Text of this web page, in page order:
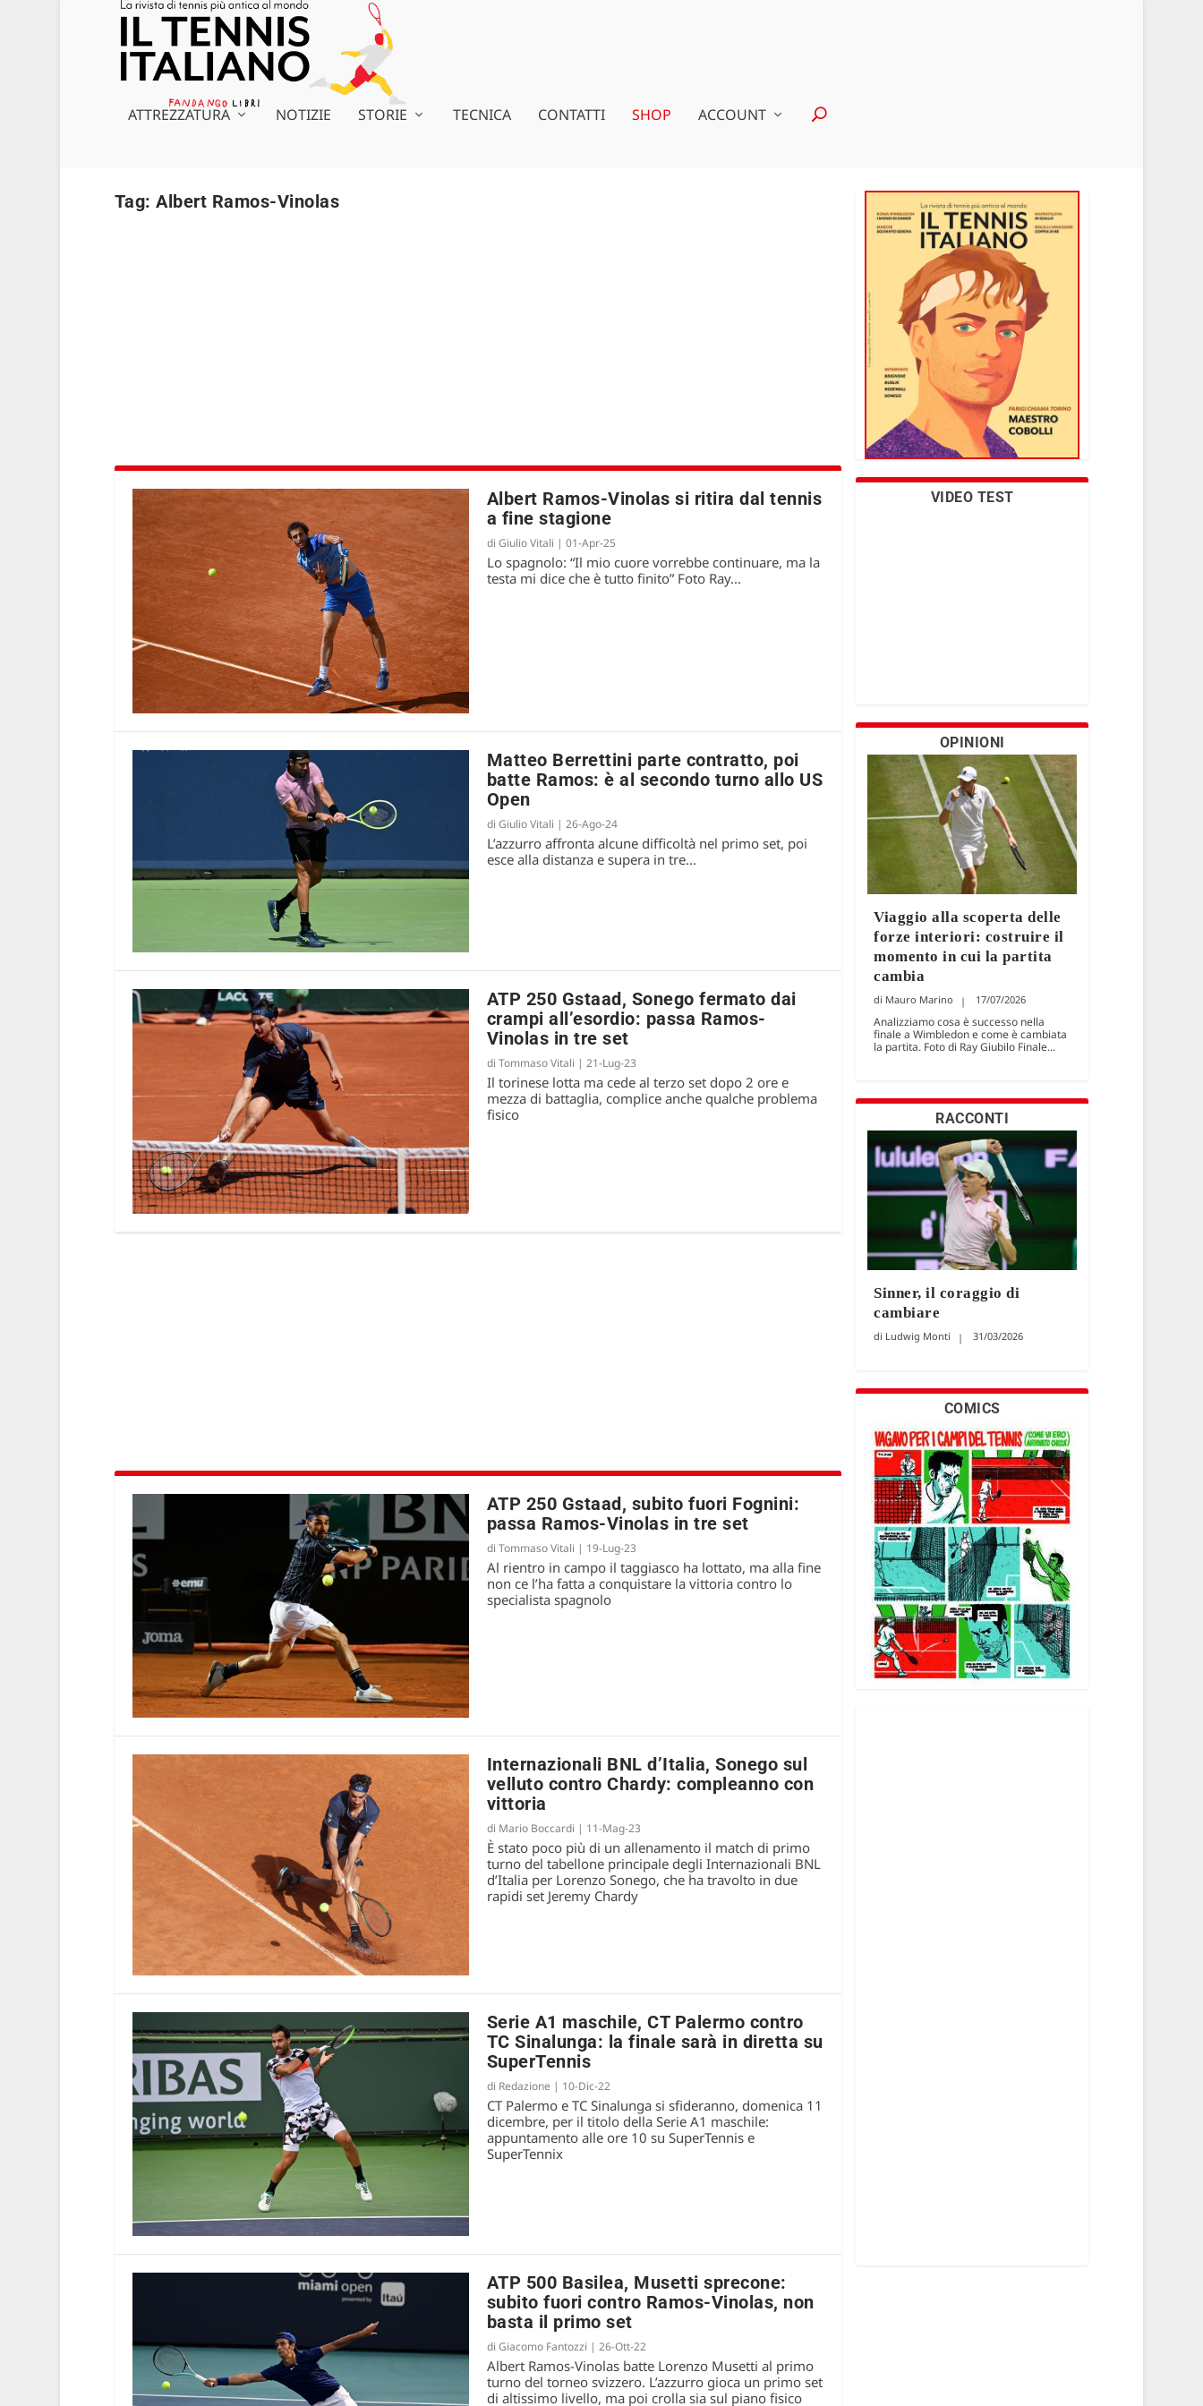
ATTREZZATURA NOTIZIE STORIE TECNICA CONTATTI SHOP ACCOUNT
Tag:Albert Ramos-Vinolas
Da Fognini a Gasquet: ultimo tango a Parigi per tanti
diMassimo Grilli |31-Mag-25
Albert Ramos-Vinolas si ritira dal tennis
a fine stagione
di Giulio Vitali | 01-Apr-25
Lo spagnolo: “Il mio cuore vorrebbe continuare, ma la
testa mi dice che è tutto finito” Foto Ray...
Matteo Berrettini parte contratto, poi
batte Ramos: è al secondo turno allo US
Open
di Giulio Vitali | 26-Ago-24
L’azzurro affronta alcune difficoltà nel primo set, poi
esce alla distanza e supera in tre...
ATP 250 Gstaad, Sonego fermato dai
crampi all’esordio: passa Ramos-
Vinolas in tre set
di Tommaso Vitali | 21-Lug-23
Il torinese lotta ma cede al terzo set dopo 2 ore e
mezza di battaglia, complice anche qualche problema
fisico
ATP 250 Gstaad, subito fuori Fognini:
passa Ramos-Vinolas in tre set
di Tommaso Vitali | 19-Lug-23
Al rientro in campo il taggiasco ha lottato, ma alla fine
non ce l’ha fatta a conquistare la vittoria contro lo
specialista spagnolo
Internazionali BNL d’Italia, Sonego sul
velluto contro Chardy: compleanno con
vittoria
di Mario Boccardi | 11-Mag-23
È stato poco più di un allenamento il match di primo
turno del tabellone principale degli Internazionali BNL
d’Italia per Lorenzo Sonego, che ha travolto in due
rapidi set Jeremy Chardy
Serie A1 maschile, CT Palermo contro
TC Sinalunga: la finale sarà in diretta su
SuperTennis
di Redazione | 10-Dic-22
CT Palermo e TC Sinalunga si sfideranno, domenica 11
dicembre, per il titolo della Serie A1 maschile:
appuntamento alle ore 10 su SuperTennis e
SuperTennix
ATP 500 Basilea, Musetti sprecone:
subito fuori contro Ramos-Vinolas, non
basta il primo set
di Giacomo Fantozzi | 26-Ott-22
Albert Ramos-Vinolas batte Lorenzo Musetti al primo
turno del torneo svizzero. L’azzurro gioca un primo set
di altissimo livello, ma poi crolla sia sul piano fisico
VIDEO TEST
OPINIONI
Viaggio alla scoperta delle
forze interiori: costruire il
momento in cui la partita
cambia
Mauro Marino 17/07/2026
Analizziamo cosa è successo nella
finale a Wimbledon e come è cambiata
la partita. Foto di Ray Giubilo Finale...
RACCONTI
Sinner, il coraggio di
cambiare
Ludwig Monti 31/03/2026
COMICS